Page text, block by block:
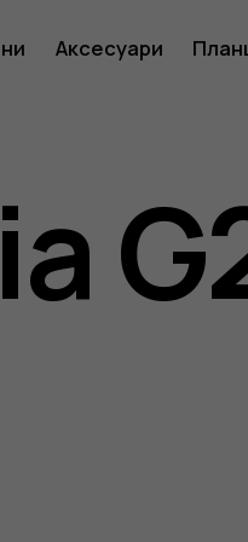
Аксесуари